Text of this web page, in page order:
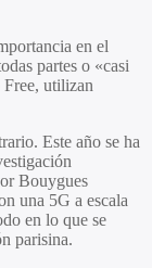
en el
partes o «casi
Free, utilizan
Este año se ha
Bouygues
una 5G a escala
en lo que se
parisina.